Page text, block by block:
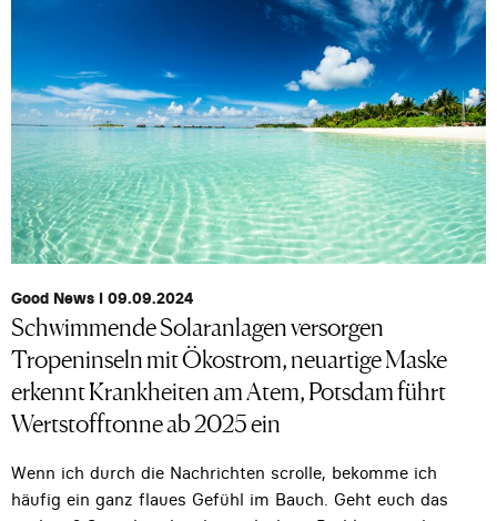
Good News I 09.09.2024
Schwimmende Solaranlagen versorgen
Tropeninseln mit Ökostrom, neuartige Maske
erkennt Krankheiten am Atem, Potsdam führt
Wertstofftonne ab 2025 ein
Wenn ich durch die Nachrichten scrolle, bekomme ich
häufig ein ganz flaues Gefühl im Bauch. Geht euch das